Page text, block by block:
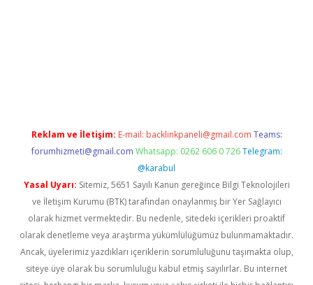
Reklam ve İletişim: E-mail: backlinkpaneli@gmail.com Teams:
forumhizmeti@gmail.com Whatsapp: 0262 606 0 726 Telegram:
@karabul
Yasal Uyarı: Sitemiz, 5651 Sayılı Kanun gereğince Bilgi Teknolojileri
ve İletişim Kurumu (BTK) tarafından onaylanmış bir Yer Sağlayıcı
olarak hizmet vermektedir. Bu nedenle, sitedeki içerikleri proaktif
olarak denetleme veya araştırma yükümlülüğümüz bulunmamaktadır.
Ancak, üyelerimiz yazdıkları içeriklerin sorumluluğunu taşımakta olup,
siteye üye olarak bu sorumluluğu kabul etmiş sayılırlar. Bu internet